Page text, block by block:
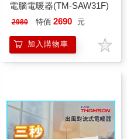
電腦電暖器(TM-SAW31F)
2980 特價 2690 元
加入購物車